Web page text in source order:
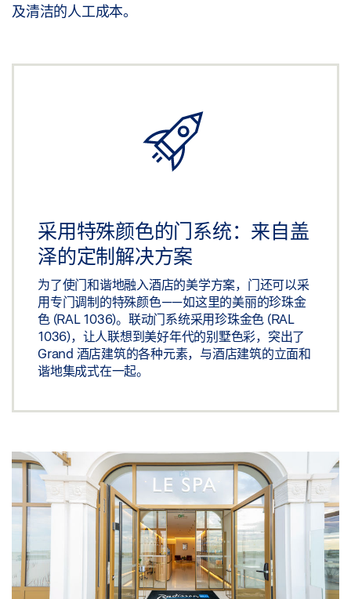
及清洁的人工成本。
采用特殊颜色的门系统：来自盖
泽的定制解决方案
为了使门和谐地融入酒店的美学方案，门还可以采
用专门调制的特殊颜色——如这里的美丽的珍珠金
色 (RAL 1036)。联动门系统采用珍珠金色 (RAL
1036)，让人联想到美好年代的别墅色彩，突出了
Grand 酒店建筑的各种元素，与酒店建筑的立面和
谐地集成式在一起。